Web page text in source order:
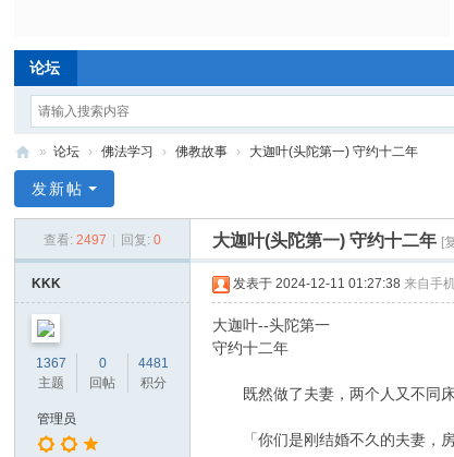
论坛
净
心
» 论坛 › 佛法学习 › 佛教故事 › 大迦叶(头陀第一) 守约十二年
发新帖
查看: 2497 回复: 0 大迦叶(头陀第一) 守约十二年 [
KKK
1367
主题
0
回帖
4481
积分
管理员
发表于 2024-12-11 01:27:38 来自手
大迦叶--头陀第一
守约十二年
既然做了夫妻，两个人又不同床
「你们是刚结婚不久的夫妻，房